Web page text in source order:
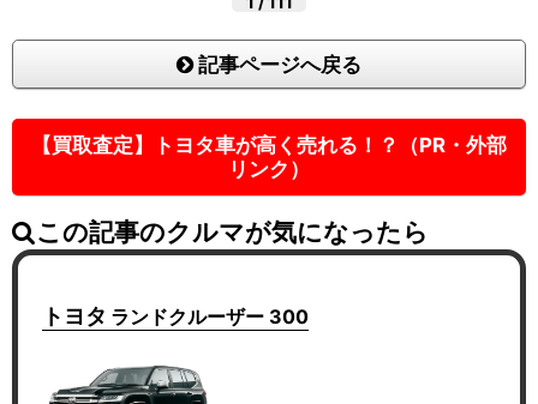
記事ページへ戻る
【買取査定】トヨタ車が高く売れる！？（PR・外部
リンク）
この記事のクルマが気になったら
トヨタ ランドクルーザー 300